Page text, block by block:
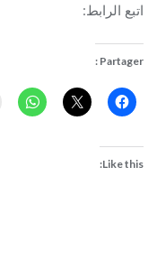
اتبع الرابط:
Partager :
Like this: